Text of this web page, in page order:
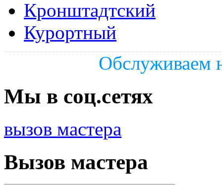
Кронштадтский
Курортный
Обслуживаем
Мы в соц.сетях
вызов мастера
Вызов мастера